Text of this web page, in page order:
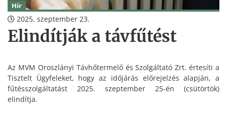
Hír
2025. szeptember 23.
Elindítják a távfűtést
Az MVM Oroszlányi Távhőtermelő és Szolgáltató Zrt. értesíti a
Tisztelt Ügyfeleket, hogy az időjárás előrejelzés alapján, a
fűtésszolgáltatást 2025. szeptember 25-én (csütörtök)
elindítja.